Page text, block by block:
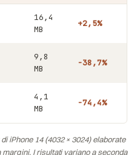
16,4
MB
+2,5%
9,8
MB
−38,7%
4,1
MB
−74,4%
iPhone 14 (4032 × 3024) elaborate
I risultati variano a seconda